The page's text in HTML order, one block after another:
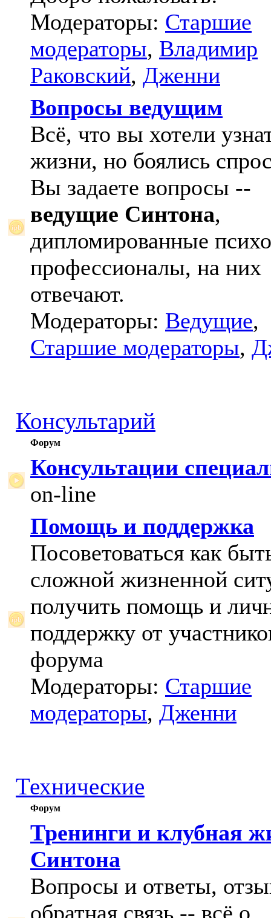
Модераторы: Старшие
модераторы, Владимир
Раковский, Дженни
Вопросы ведущим
Всё, что вы хотели
жизни, но боялись
Вы задаете вопросы --
ведущие Синтона,
дипломированные
профессионалы, на них
отвечают.
Модераторы: Ведущие,
Старшие модераторы,
Консультарий
Форум
Консультации
on-line
Помощь и поддержка
Посоветоваться как
сложной жизненной
получить помощь и
поддержку от
форума
Модераторы: Старшие
модераторы, Дженни
Технические
Форум
Тренинги и клубная
Синтона
Вопросы и ответы,
обратная связь -- всё о